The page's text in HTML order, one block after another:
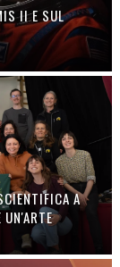
II E SUL
A
UN'ARTE